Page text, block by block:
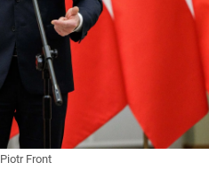
Piotr Front